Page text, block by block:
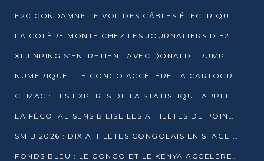
E2C CONDAMNE LE VOL DES CÂBLES ÉLECTRIQUES APRÈS UNE VIDÉO VIRALE
LA COLÈRE MONTE CHEZ LES JOURNALIERS D’E2C QUI DÉNONCENT 20 ANS DE PRÉCARITÉ
XI JINPING S’ENTRETIENT AVEC DONALD TRUMP À BEIJING
NUMÉRIQUE : LE CONGO ACCÉLÈRE LA CARTOGRAPHIE DE SES INFRASTRUCTURES DIGITALES
CEMAC : LES EXPERTS DE LA STATISTIQUE APPELLENT À RENFORCER LA SÉCURISATION DES DONNÉES
LA FÉCOTAE SENSIBILISE LES ATHLÈTES DE POINTE-NOIRE À L’HYGIÈNE ALIMENTA
SMIB 2026 : DIX ATHLÈTES CONGOLAIS EN STAGE AU KENYA
FONDS BLEU : LE CONGO ET LE KENYA ACCÉLÈRENT LA MOBILISATION DES FINANCEMENTS